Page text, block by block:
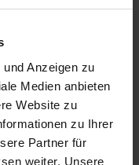
Anzeigen zu
Medien anbieten
Website zu
zu Ihrer
Partner für
weiter. Unsere
-
€ / kg
IN DEN